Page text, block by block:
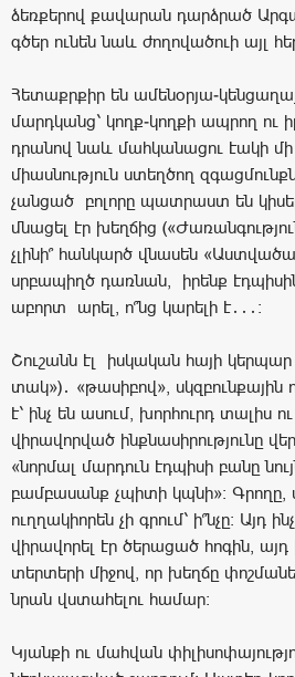
ձեռքերով քավարան դարձրած
գծեր ունեն նաև ժողովածուի այլ
Հետաքրքիր են ամենօրյա-
մարդկանց՝ կողք-կողքի ապրող ու
դրանով նաև մահկանացու էակի
միասնություն ստեղծող
չանցած բոլորը պատրաստ են
մնացել էր խեղճից
չլինի՞ հանկարծ վնասեն
սրբապիղծ դառնան, իրենք էդպիսին
աբորտ արել, ո՞նց կարելի է․․․։
Շուշանն էլ իսկական հայի
տակ»)․ «թասիբով»,
է՝ ինչ են ասում, խորհուրդ տալիս ու
վիրավորված ինքնասիրությունը
«նորմալ մարդուն էդպիսի բանը
բամբասանք չպիտի կպնի»։ Գրողը,
ուղղակիորեն չի գրում՝ ի՞նչը։ Այդ
վիրավորել էր ծերացած հոգին, այդ
տերտերի միջով, որ խեղճը
նրան վստահելու համար։
Կյանքի ու մահվան